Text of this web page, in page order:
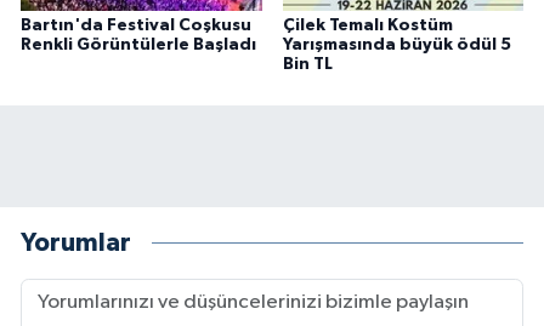
Bartın'da Festival Coşkusu
Renkli Görüntülerle Başladı
Çilek Temalı Kostüm
Yarışmasında büyük ödül 5
Bin TL
Yorumlar